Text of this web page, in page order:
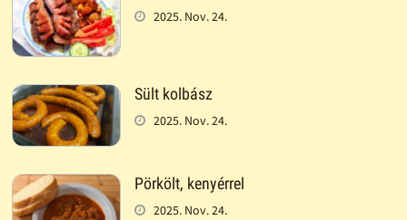
2025. Nov. 24.
Sült kolbász
2025. Nov. 24.
Pörkölt, kenyérrel
2025. Nov. 24.